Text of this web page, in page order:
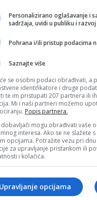
Personalizirano oglašavanje i
sadržaja, uvidi u publiku i
Pohrana i/ili pristup podacima
Saznajte više
se osobni podaci obrađivati, a
identifikatore i druge
te im pristupati 207 partnera ili
Mi i naši partneri možemo
Popis partnera.
dobavljači mogu obrađivati vaše
interesa. Ako se ne slažete
opcijama. Potražite vezu pri
za upravljanje pristankom ili
i kolačića.
Upravljanje opcijama